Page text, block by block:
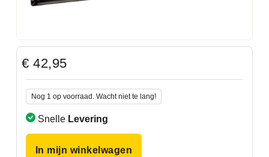
€ 42,95
Nog 1 op voorraad. Wacht niet te lang!
Snelle Levering
In mijn winkelwagen